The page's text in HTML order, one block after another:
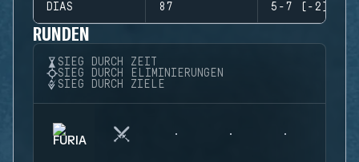
DIAS 87 5-7 (-2)
RUNDEN
SIEG DURCH ZEIT
SIEG DURCH ELIMINIERUNGEN
SIEG DURCH ZIELE